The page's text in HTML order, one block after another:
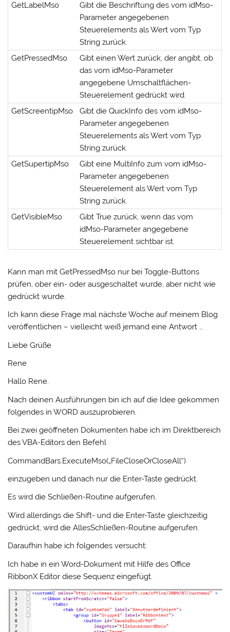
GetLabelMso
Gibt die Beschriftung des vom idMso-
Parameter angegebenen
Steuerelements als Wert vom Typ
String zurück.
GetPressedMso
Gibt einen Wert zurück, der angibt, ob
das vom idMso-Parameter
angegebene Umschaltflächen-
Steuerelement gedrückt wird.
GetScreentipMso
Gibt die QuickInfo des vom idMso-
Parameter angegebenen
Steuerelements als Wert vom Typ
String zurück.
GetSupertipMso
Gibt eine MultiInfo zum vom idMso-
Parameter angegebenen
Steuerelement als Wert vom Typ
String zurück.
GetVisibleMso
Gibt True zurück, wenn das vom
idMso-Parameter angegebene
Steuerelement sichtbar ist.
Kann man mit GetPressedMso nur bei Toggle-Buttons
prüfen, ober ein- oder ausgeschaltet wurde, aber nicht wie
gedrückt wurde.
Ich kann diese Frage mal nächste Woche auf meinem Blog
veröffentlichen – vielleicht weiß jemand eine Antwort …
Liebe Grüße
Rene
Hallo Rene.
Nach deinen Ausführungen bin ich auf die Idee gekommen
folgendes in WORD auszuprobieren.
Bei zwei geöffneten Dokumenten habe ich im Direktbereich
des VBA-Editors den Befehl
CommandBars.ExecuteMso(„FileCloseOrCloseAll“)
einzugeben und danach nur die Enter-Taste gedrückt.
Es wird die Schließen-Routine aufgerufen.
Wird allerdings die Shift- und die Enter-Taste gleichzeitig
gedrückt, wird die AllesSchließen-Routine aufgerufen.
Daraufhin habe ich folgendes versucht:
Ich habe in ein Word-Dokument mit Hilfe des Office
RibbonX Editor diese Sequenz eingefügt.